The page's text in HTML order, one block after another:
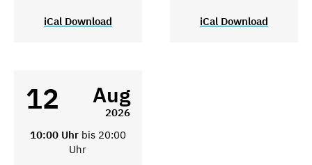
iCal Download iCal Download
12 Aug
2026
10:00 Uhr bis 20:00
Uhr